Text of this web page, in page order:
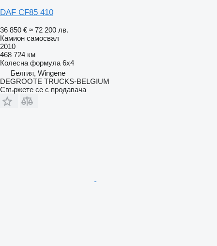
DAF CF85 410
36 850 € ≈ 72 200 лв.
Камион самосвал
2010
468 724 км
Колесна формула 6x4
Белгия, Wingene
DEGROOTE TRUCKS-BELGIUM
Свържете се с продавача